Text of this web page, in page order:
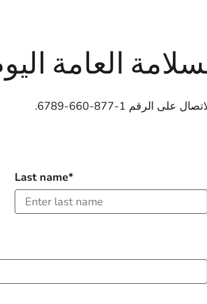
العامة
1-877-660-6789.